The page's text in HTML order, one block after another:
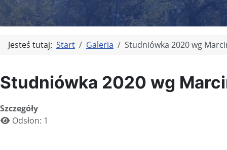
Jesteś tutaj: Start Galeria Studniówka 2020 wg
Studniówka 2020 wg
Szczegóły
Odsłon: 1